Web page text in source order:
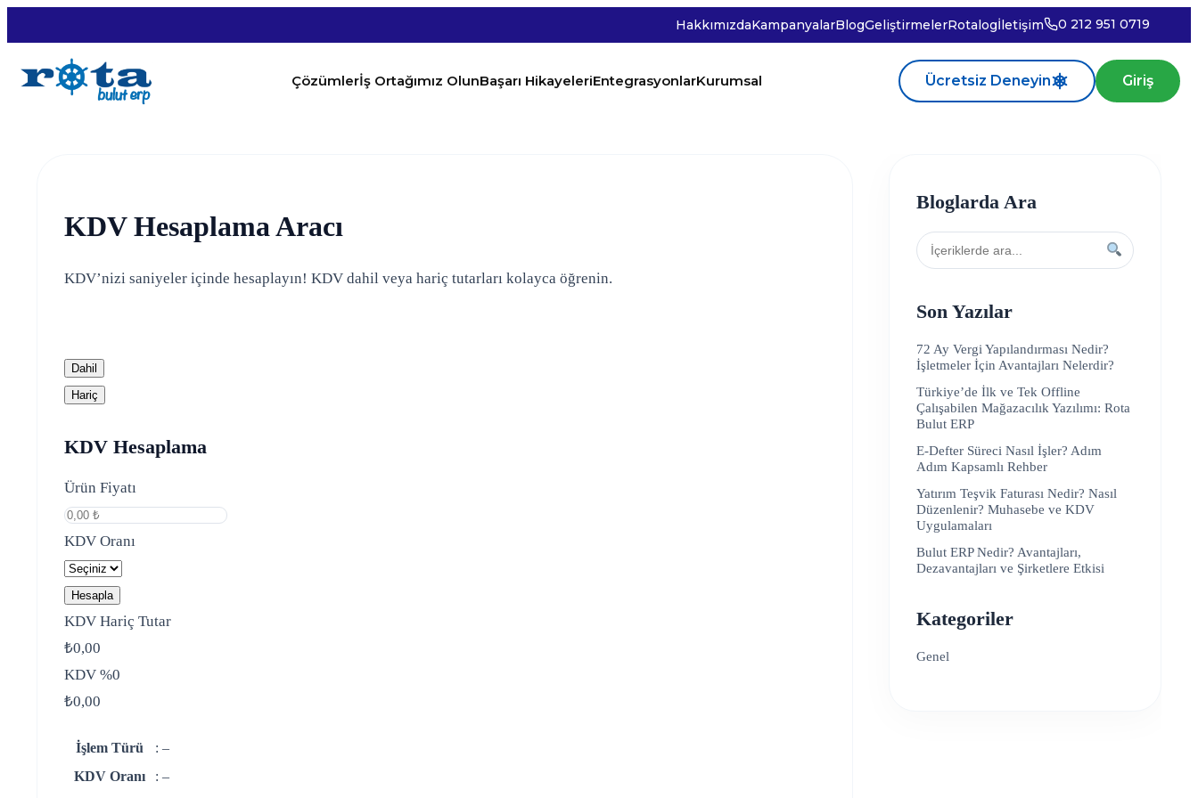
HakkımızdaKampanyalarBlogGeliştirmelerRotalogİletişim 0 212 951 0719
Çözümlerİş Ortağımız OlunBaşarı HikayeleriEntegrasyonlarKurumsal Ücretsiz Deneyin Giriş
KDV Hesaplama Aracı
KDV’nizi saniyeler içinde hesaplayın! KDV dahil veya hariç tutarları kolayca öğrenin.
Dahil
Hariç
KDV Hesaplama
Ürün Fiyatı
KDV Oranı
Hesapla
KDV Hariç Tutar
₺0,00
KDV %0
₺0,00
İşlem Türü : –
KDV Oranı
: –
Bloglarda Ara
Son Yazılar
72 Ay Vergi Yapılandırması Nedir?
İşletmeler İçin Avantajları Nelerdir?
Türkiye’de İlk ve Tek Offline
Çalışabilen Mağazacılık Yazılımı: Rota
Bulut ERP
E-Defter Süreci Nasıl İşler? Adım
Adım Kapsamlı Rehber
Yatırım Teşvik Faturası Nedir? Nasıl
Düzenlenir? Muhasebe ve KDV
Uygulamaları
Bulut ERP Nedir? Avantajları,
Dezavantajları ve Şirketlere Etkisi
Kategoriler
Genel